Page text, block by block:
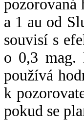
pozorovaná
a 1 au od
souvisí s
o 0,3 mag.
používá
k
pokud se